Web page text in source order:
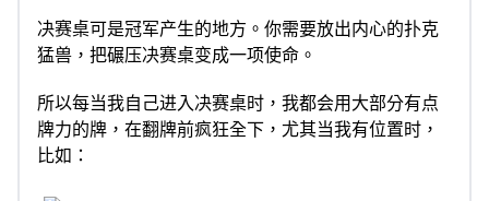
决赛桌可是冠军产生的地方。你需要放出内心的扑克
猛兽，把碾压决赛桌变成一项使命。
所以每当我自己进入决赛桌时，我都会用大部分有点
牌力的牌，在翻牌前疯狂全下，尤其当我有位置时，
比如：